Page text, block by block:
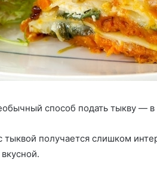
способ подать тыкву —
тыквой получается слишком